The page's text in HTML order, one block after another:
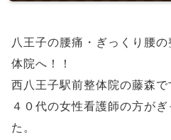
八王子の腰痛・ぎっくり腰
体院へ！！
西八王子駅前整体院の藤森で
４０代の女性看護師の方が
た。